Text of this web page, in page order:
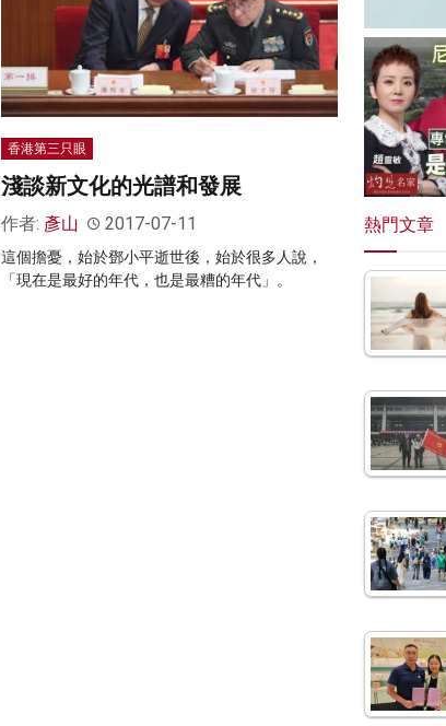
香港第三只眼
淺談新文化的光譜和發展
作者: 彥山 2017-07-11
這個擔憂，始於鄧小平逝世後，始於很多人說，
「現在是最好的年代，也是最糟的年代」。
熱門文章